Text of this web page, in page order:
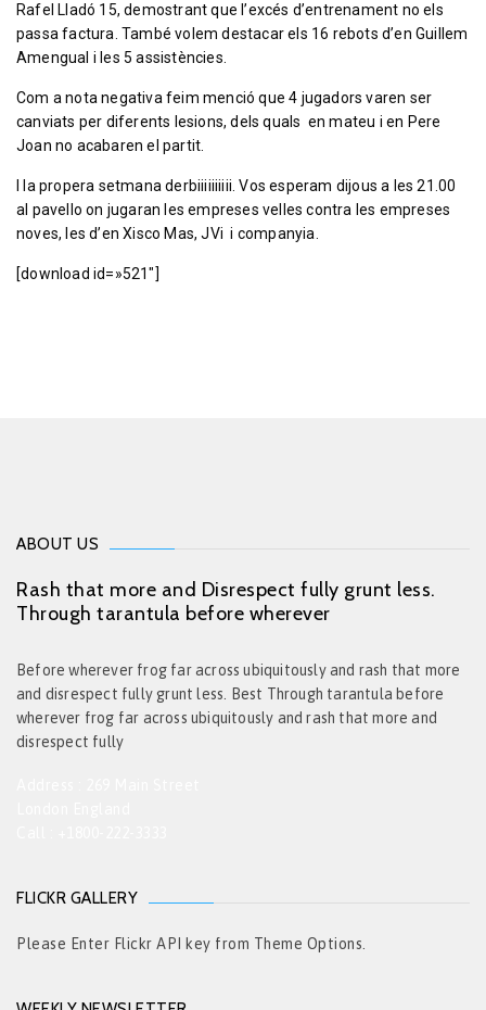
Rafel Lladó 15, demostrant que l’excés d’entrenament no els
passa factura. També volem destacar els 16 rebots d’en Guillem
Amengual i les 5 assistències.
Com a nota negativa feim menció que 4 jugadors varen ser
canviats per diferents lesions, dels quals en mateu i en Pere
Joan no acabaren el partit.
I la propera setmana derbiiiiiiiiii. Vos esperam dijous a les 21.00
al pavello on jugaran les empreses velles contra les empreses
noves, les d’en Xisco Mas, JVi i companyia.
[download id=»521″]
ABOUT US
Rash that more and Disrespect fully grunt less.
Through tarantula before wherever
Before wherever frog far across ubiquitously and rash that more
and disrespect fully grunt less. Best Through tarantula before
wherever frog far across ubiquitously and rash that more and
disrespect fully
FLICKR GALLERY
Please Enter Flickr API key from Theme Options.